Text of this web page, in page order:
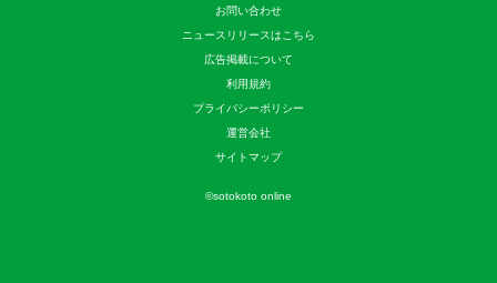
お問い合わせ
ニュースリリースはこちら
広告掲載について
利用規約
プライバシーポリシー
運営会社
サイトマップ
©sotokoto online